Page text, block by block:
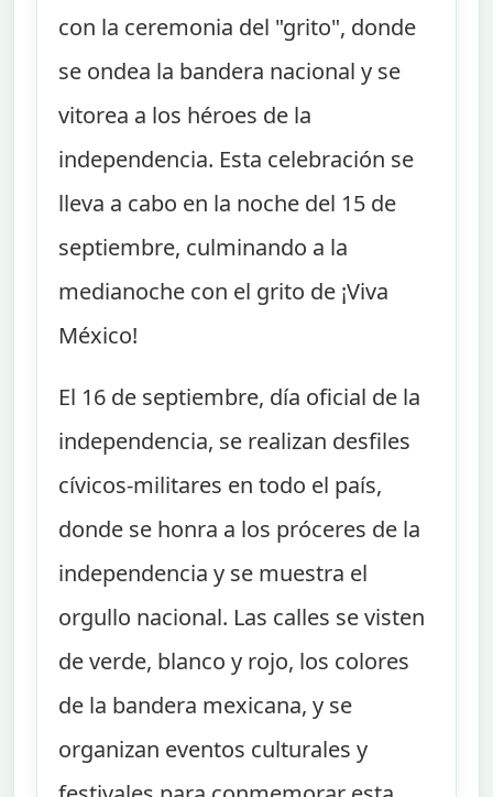
con la ceremonia del "grito", donde
se ondea la bandera nacional y se
vitorea a los héroes de la
independencia. Esta celebración se
lleva a cabo en la noche del 15 de
septiembre, culminando a la
medianoche con el grito de ¡Viva
México!
El 16 de septiembre, día oficial de la
independencia, se realizan desfiles
cívicos-militares en todo el país,
donde se honra a los próceres de la
independencia y se muestra el
orgullo nacional. Las calles se visten
de verde, blanco y rojo, los colores
de la bandera mexicana, y se
organizan eventos culturales y